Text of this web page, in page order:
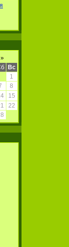
»
Вс
1
8
15
22